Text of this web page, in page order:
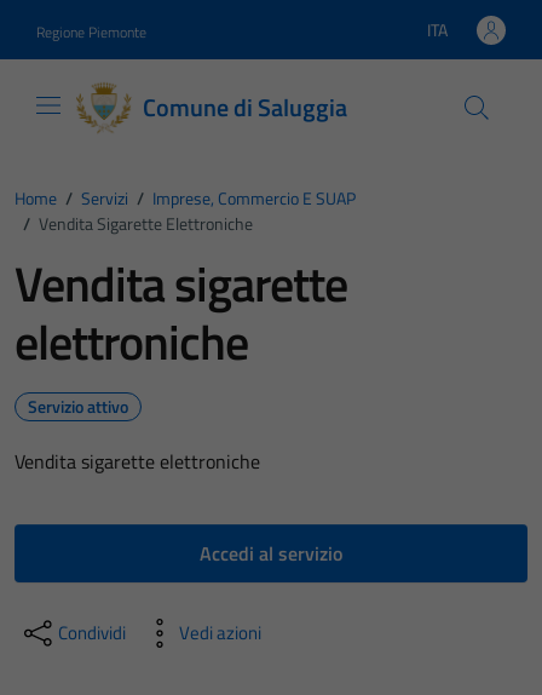
Regione Piemonte Lingua attiva:
ITA
Comune di Saluggia
Home / Servizi / Imprese, Commercio E SUAP
/ Vendita Sigarette Elettroniche
Vendita sigarette
elettroniche
Servizio attivo
Vendita sigarette elettroniche
Accedi al servizio
Condividi Vedi azioni